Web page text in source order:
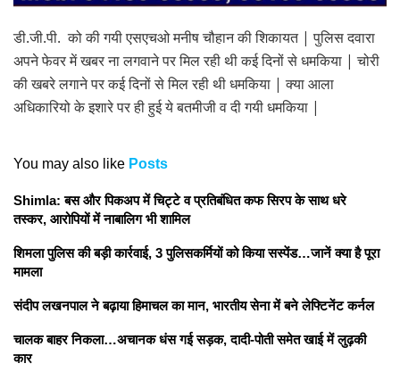
डी.जी.पी. को की गयी एसएचओ मनीष चौहान की शिकायत | पुलिस दवारा
अपने फेवर में खबर ना लगवाने पर मिल रही थी कई दिनों से धमकिया | चोरी
की खबरे लगाने पर कई दिनों से मिल रही थी धमकिया | क्या आला
अधिकारियो के इशारे पर ही हुई ये बतमीजी व दी गयी धमकिया |
You may also like Posts
Shimla: बस और पिकअप में चिट्टे व प्रतिबंधित कफ सिरप के साथ धरे
तस्कर, आरोपियों में नाबालिग भी शामिल
शिमला पुलिस की बड़ी कार्रवाई, 3 पुलिसकर्मियों को किया सस्पेंड…जानें क्या है पूरा
मामला
संदीप लखनपाल ने बढ़ाया हिमाचल का मान, भारतीय सेना में बने लेफ्टिनेंट कर्नल
चालक बाहर निकला…अचानक धंस गई सड़क, दादी-पोती समेत खाई में लुढ़की
कार